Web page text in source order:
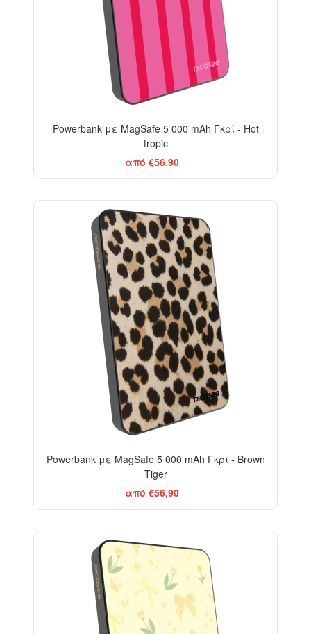
Powerbank με MagSafe 5 000 mAh Γκρί - Hot
tropic
από €56,90
Powerbank με MagSafe 5 000 mAh Γκρί - Brown
Tiger
από €56,90